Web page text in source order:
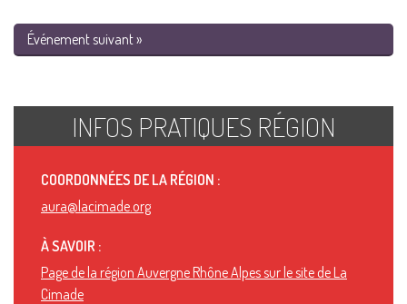
Événement suivant »
INFOS PRATIQUES RÉGION
COORDONNÉES DE LA RÉGION :
aura@lacimade.org
À SAVOIR :
Page de la région Auvergne Rhône Alpes sur le site de La
Cimade